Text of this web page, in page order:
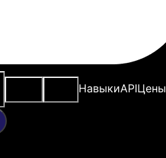
НавыкиAPIЦены